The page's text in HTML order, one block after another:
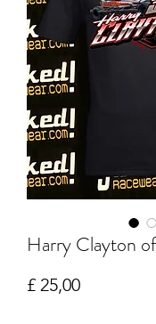
Harry Clayton
£ 25,00Prijs